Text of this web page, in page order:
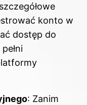
konto w
dostęp do
: Zanim